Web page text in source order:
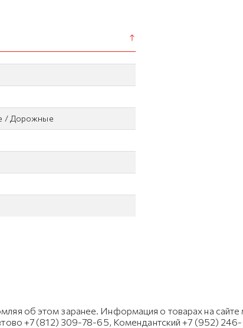
/ Дорожные
об этом заранее. Информация о товарах на
+7 (812) 309-78-65, Комендантский +7 (952)